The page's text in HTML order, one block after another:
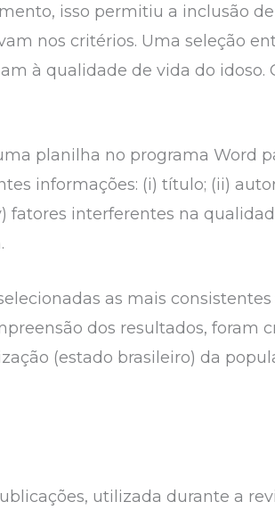
isso permitiu a inclusão de
nos critérios. Uma seleção
à qualidade de vida do idoso.
planilha no programa Word
informações: (i) título; (ii)
fatores interferentes na
as mais consistentes
dos resultados, foram
(estado brasileiro) da
utilizada durante a